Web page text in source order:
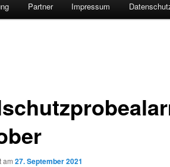
Partner Impressum
am 27. September 2021